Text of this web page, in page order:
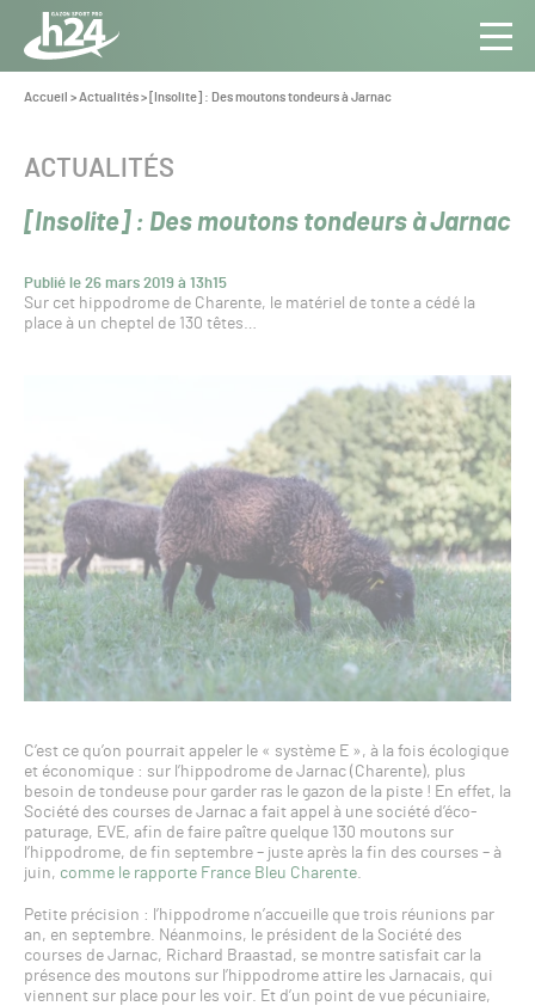
Panneau de gestion des cookies
Aller au contenu
Toute
l’info
Pro
Vous
Accueil >Actualités> [Insolite] : Des moutons tondeurs à Jarnac
[Insolite] : Des moutons tondeurs à Jarnac
Publié le 26 mars 2019 à 13h15
CATÉGORIE :
ACTUALITÉS
Sur cet hippodrome de Charente, le matériel de tonte a cédé la
place à un cheptel de 130 têtes…
C’est ce qu’on pourrait appeler le « système E », à la fois écologique
et économique : sur l’hippodrome de Jarnac (Charente), plus
besoin de tondeuse pour garder ras le gazon de la piste ! En effet, la
Société des courses de Jarnac a fait appel à une société d’éco-
paturage, EVE, afin de faire paître quelque 130 moutons sur
l’hippodrome, de fin septembre – juste après la fin des courses – à
juin, comme le rapporte France Bleu Charente.
Petite précision : l’hippodrome n’accueille que trois réunions par
an, en septembre. Néanmoins, le président de la Société des
courses de Jarnac, Richard Braastad, se montre satisfait car la
présence des moutons sur l’hippodrome attire les Jarnacais, qui
viennent sur place pour les voir. Et d’un point de vue pécuniaire,